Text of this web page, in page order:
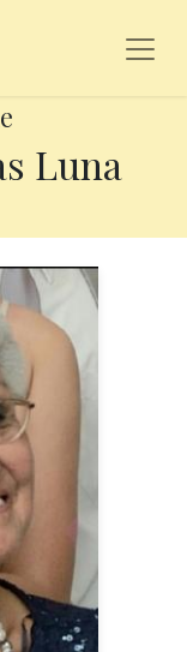
Luna